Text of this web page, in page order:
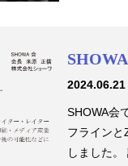
2024.06.21
SHOWA会
フラインと
しました